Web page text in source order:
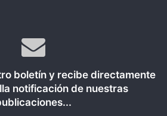
boletín y recibe directamente
notificación de nuestras